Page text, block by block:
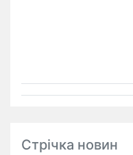
Стрічка новин